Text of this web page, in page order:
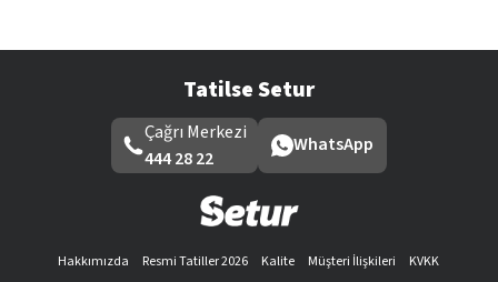
Tatilse Setur
Çağrı Merkezi
444 28 22
WhatsApp
Hakkımızda Resmi Tatiller 2026 Kalite Müşteri İlişkileri
KVKK